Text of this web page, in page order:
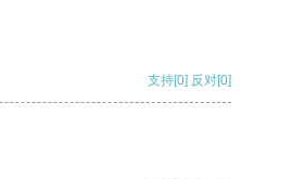
支持[0] 反对[0]